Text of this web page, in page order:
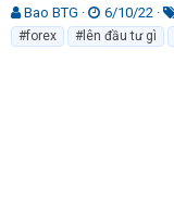
T
h
r
Bao BTG
N
g
à
6/10/22
#forex
#lên đầu tư gì